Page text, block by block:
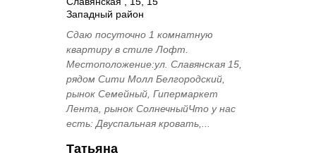
Западный район
Сдаю посуточно 1 комнатную
квартиру в стиле Лофт.
Местоположение:ул. Славянская 15,
рядом Сити Молл Белгородский,
рынок Семейный, Гипермаркет
Лента, рынок СолнечныйЧто у нас
есть: Двуспальная кровать,...
Татьяна